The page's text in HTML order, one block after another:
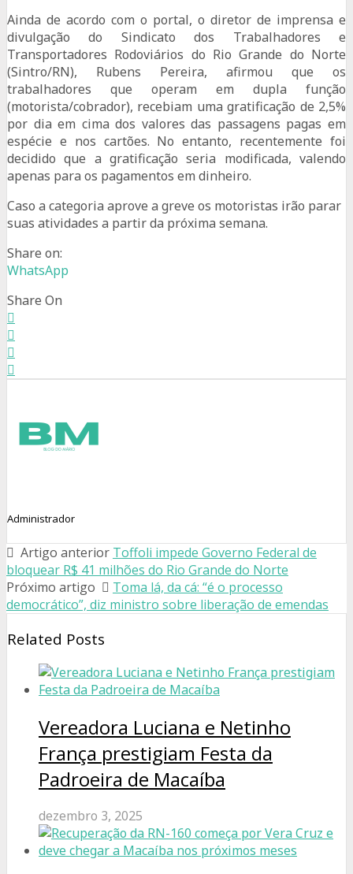
Ainda de acordo com o portal, o diretor de imprensa e
divulgação do Sindicato dos Trabalhadores e
Transportadores Rodoviários do Rio Grande do Norte
(Sintro/RN), Rubens Pereira, afirmou que os
trabalhadores que operam em dupla função
(motorista/cobrador), recebiam uma gratificação de 2,5%
por dia em cima dos valores das passagens pagas em
espécie e nos cartões. No entanto, recentemente foi
decidido que a gratificação seria modificada, valendo
apenas para os pagamentos em dinheiro.
Caso a categoria aprove a greve os motoristas irão parar
suas atividades a partir da próxima semana.
Share on:
WhatsApp
Share On
Administrador
Artigo anterior Toffoli impede Governo Federal de
bloquear R$ 41 milhões do Rio Grande do Norte
Próximo artigo
Toma lá, da cá: “é o processo
democrático”, diz ministro sobre liberação de emendas
Related Posts
Vereadora Luciana e Netinho
França prestigiam Festa da
Padroeira de Macaíba
dezembro 3, 2025